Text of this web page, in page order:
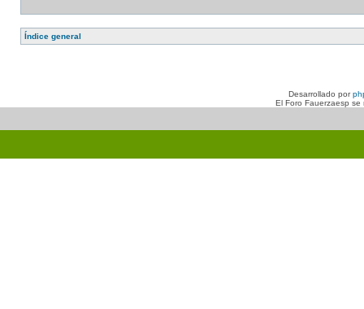
Índice general
Desarrollado por
El Foro Fauerzaesp